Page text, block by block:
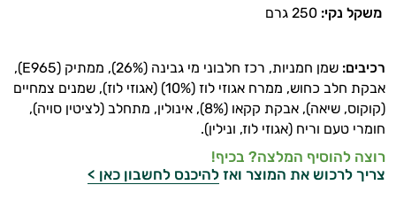
משקל נקי:
רכיבים:
שמן חמניות, רכז חלבוני מי גבינה (26%), ממתיק (E965),
אבקת חלב כחוש, ממרח אגוזי לוז (10%) (אגוזי לוז), שמנים צמחיים
(קוקוס, שיאה), אבקת קקאו (8%), אינולין, מתחלב (לציטין סויה),
חומרי טעם וריח (אגוזי לוז, ונילין).
רוצה להוסיף המלצה? בכיף!
צריך לרכוש את המוצר ואז להיכנס לחשבון כאן >